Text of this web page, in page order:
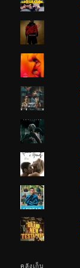
คลังเก็บ